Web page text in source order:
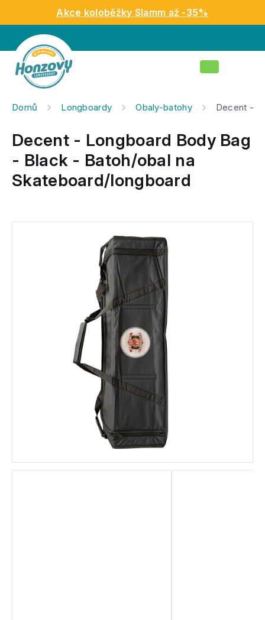
obsah
Akce koloběžky Slamm až -35%
Nákupní
Domů Longboardy Obaly-batohy Decent -
Decent - Longboard Body Bag
- Black - Batoh/obal na
Skateboard/longboard